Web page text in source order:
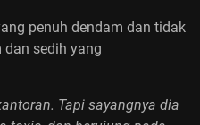
penuh dendam dan tidak
sedih yang
Tapi sayangnya dia